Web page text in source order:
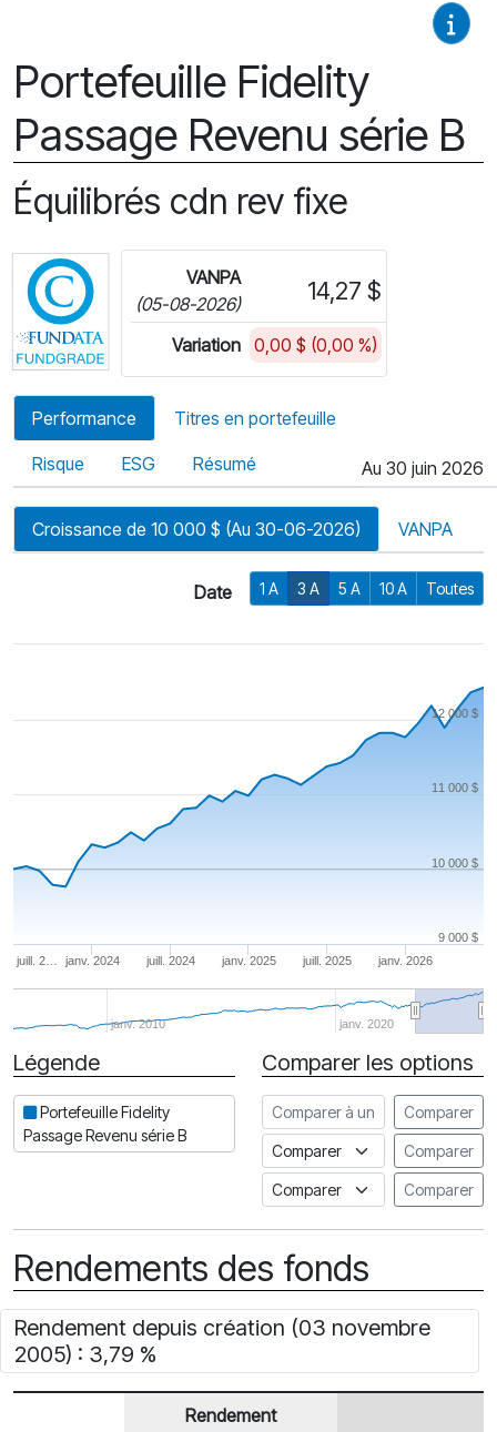
Portefeuille Fidelity
Passage Revenu série B
Équilibrés cdn rev fixe
Cliquez pour plus d'informations sur FundGrade
VANPA
(05-08-2026)
14,27 $
Variation 0,00 $ (0,00 %)
Performance Titres en portefeuille
Risque ESG Résumé Au 30 juin 2026
Croissance de 10 000 $ (Au 30-06-2026) VANPA
Date 1 A 3 A 5 A 10 A Toutes
janv. 2025
juill. 2… janv. 2024 juill. 2024 juill. 2025 janv. 2026
janv. 2010 janv. 2020
10 000 $
9 000 $
11 000 $
12 000 $
Date
Légende
Portefeuille Fidelity
Passage Revenu série B
Comparer les options
Comparer à un autre fonds
Comparer
Comparer à un indiceComparer
Comparer à un Indice de
Comparer
Rendements des fonds
Rendement depuis création (03 novembre
2005) : 3,79 %
Rendement